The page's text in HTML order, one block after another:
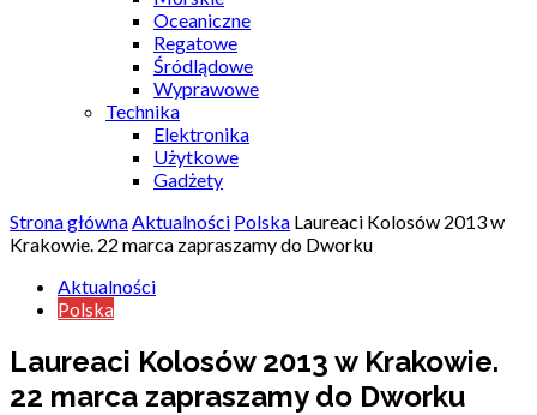
Oceaniczne
Regatowe
Śródlądowe
Wyprawowe
Technika
Elektronika
Użytkowe
Gadżety
Strona głównaAktualności Polska Laureaci Kolosów 2013 w
Krakowie. 22 marca zapraszamy do Dworku
Aktualności
Polska
Laureaci Kolosów 2013 w Krakowie.
22 marca zapraszamy do Dworku